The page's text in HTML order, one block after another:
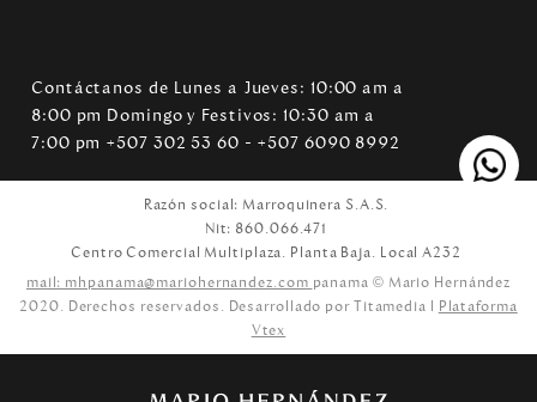
Contáctanos de Lunes a Jueves: 10:00 am a
8:00 pm Domingo y Festivos: 10:30 am a
7:00 pm +507 302 53 60 - +507 6090 8992
Razón social: Marroquinera S.A.S.
Nit: 860.066.471
Centro Comercial Multiplaza. Planta Baja. Local A232
mail: mhpanama@mariohernandez.com panama © Mario Hernández
2020. Derechos reservados. Desarrollado por Titamedia l Plataforma
Vtex